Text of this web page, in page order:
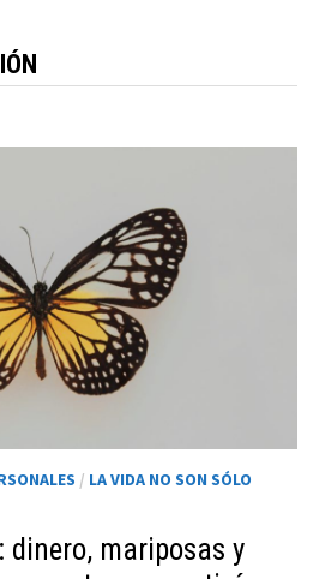
/ LA VIDA NO SON SÓLO
mariposas y